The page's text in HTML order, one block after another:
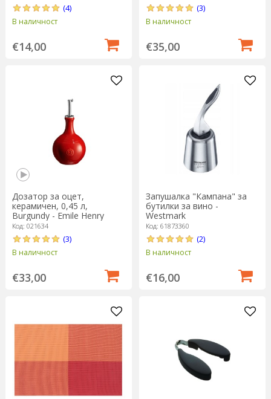
(4)
В наличност
€14,00
(3)
В наличност
€35,00
Дозатор за оцет,
керамичен, 0,45 л,
Burgundy - Emile Henry
Код: 021634
(3)
В наличност
€33,00
Запушалка "Кампана" за
бутилки за вино -
Westmark
Код: 61873360
(2)
В наличност
€16,00